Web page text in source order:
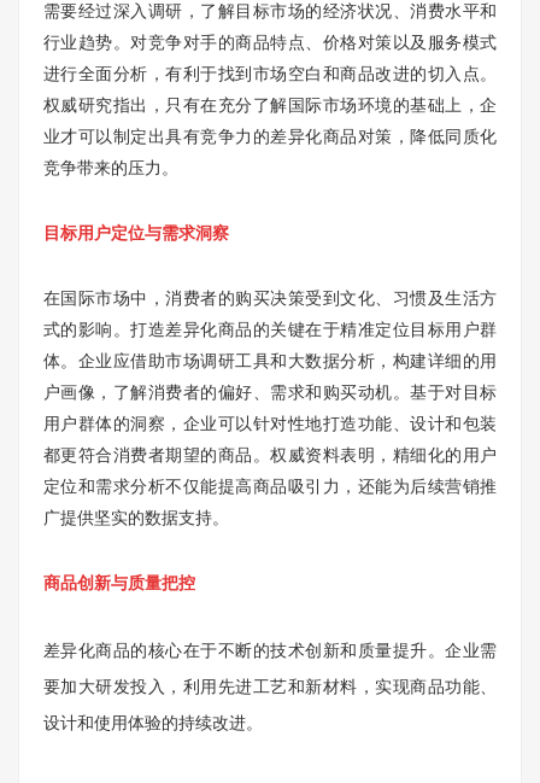
需要经过深入调研，了解目标市场的经济状况、消费水平和
行业趋势。对竞争对手的商品特点、价格对策以及服务模式
进行全面分析，有利于找到市场空白和商品改进的切入点。
权威研究指出，只有在充分了解国际市场环境的基础上，企
业才可以制定出具有竞争力的差异化商品对策，降低同质化
竞争带来的压力。
目标用户定位与需求洞察
在国际市场中，消费者的购买决策受到文化、习惯及生活方
式的影响。打造差异化商品的关键在于精准定位目标用户群
体。企业应借助市场调研工具和大数据分析，构建详细的用
户画像，了解消费者的偏好、需求和购买动机。基于对目标
用户群体的洞察，企业可以针对性地打造功能、设计和包装
都更符合消费者期望的商品。权威资料表明，精细化的用户
定位和需求分析不仅能提高商品吸引力，还能为后续营销推
广提供坚实的数据支持。
商品创新与质量把控
差异化商品的核心在于不断的技术创新和质量提升。企业需
要加大研发投入，利用先进工艺和新材料，实现商品功能、
设计和使用体验的持续改进。